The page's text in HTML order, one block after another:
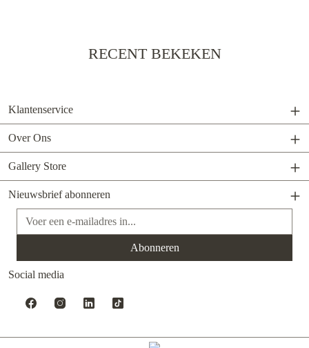
RECENT BEKEKEN
Klantenservice
Over Ons
Gallery Store
Nieuwsbrief abonneren
E-mailadres*
Abonneren
Social media